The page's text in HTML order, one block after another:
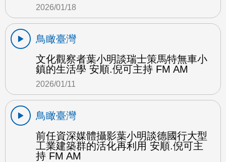
2026/01/18
鳥瞰臺灣
文化觀察者葉小明談瑞士策馬特無車小
鎮的生活學 安順.倪可主持 FM AM
2026/01/11
鳥瞰臺灣
前任資深媒體攝影葉小明談德國行大型
工業建築群的活化再利用 安順.倪可主
持 FM AM